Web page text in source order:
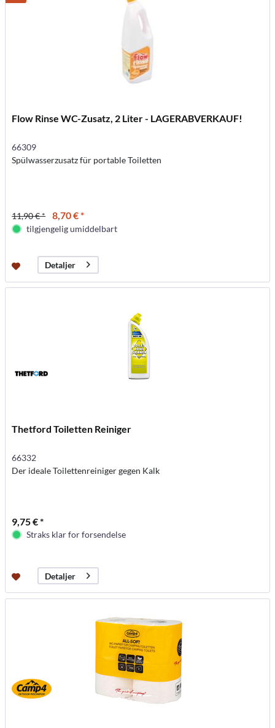
Flow Rinse WC-Zusatz, 2 Liter - LAGERABVERKAUF!
66309
Spülwasserzusatz für portable Toiletten
11,90 € * 8,70 € *
tilgjengelig umiddelbart
Detaljer
Thetford Toiletten Reiniger
66332
Der ideale Toilettenreiniger gegen Kalk
9,75 € *
Straks klar for forsendelse
Detaljer